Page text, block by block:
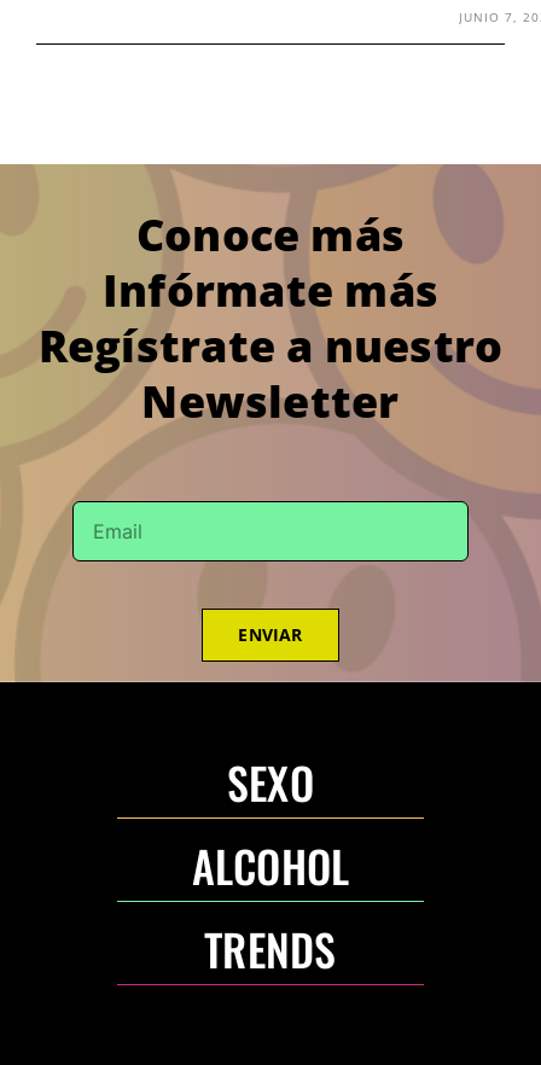
JUNIO 7,
Conoce más
Infórmate más
Regístrate a nuestro
Newsletter
ENVIAR
SEXO
ALCOHOL
TRENDS